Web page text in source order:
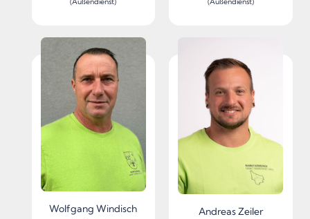
Wolfgang Windisch Andreas Zeiler